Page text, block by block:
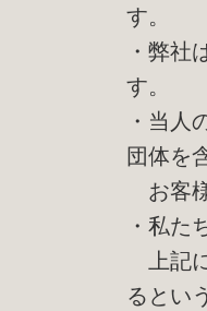
す。
・弊社
す。
・当人
団体を
お客
・私た
上記
るとい